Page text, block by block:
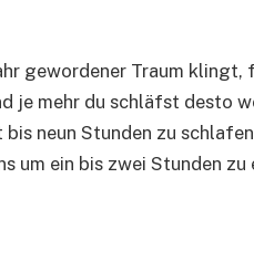
gewordener Traum
je mehr du schläfst desto
neun Stunden zu
um ein bis zwei Stunden zu